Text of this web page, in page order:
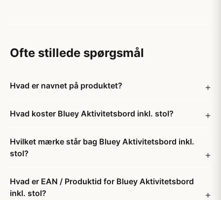
Ofte stillede spørgsmål
Hvad er navnet på produktet?
Hvad koster Bluey Aktivitetsbord inkl. stol?
Hvilket mærke står bag Bluey Aktivitetsbord inkl.
stol?
Hvad er EAN / Produktid for Bluey Aktivitetsbord
inkl. stol?